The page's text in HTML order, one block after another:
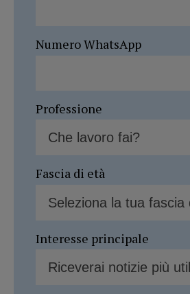
Numero WhatsApp
Professione
Fascia di età
Interesse principale